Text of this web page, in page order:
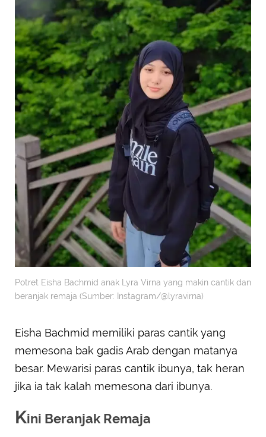
Potret Eisha Bachmid anak Lyra Virna yang makin cantik dan
beranjak remaja (Sumber: Instagram/@lyravirna)
Eisha Bachmid memiliki paras cantik yang
memesona bak gadis Arab dengan matanya
besar. Mewarisi paras cantik ibunya, tak heran
jika ia tak kalah memesona dari ibunya.
Kini Beranjak Remaja